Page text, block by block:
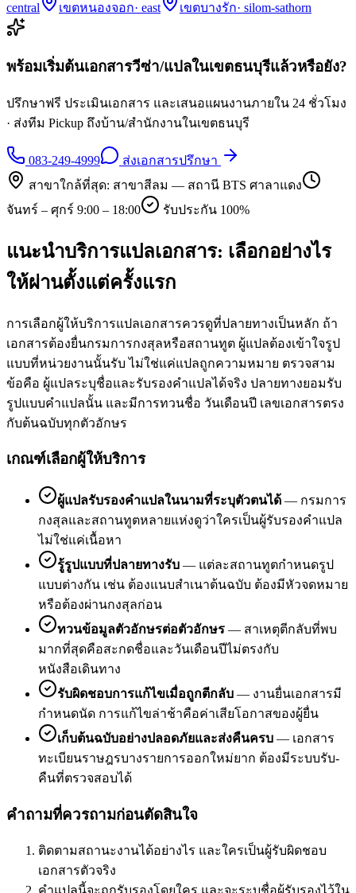
central
เขตหนองจอก· east เขตบางรัก· silom-sathorn
พร้อมเริ่มต้นเอกสารวีซ่า/แปลในเขตธนบุรีแล้วหรือยัง?
ปรึกษาฟรี ประเมินเอกสาร และเสนอแผนงานภายใน 24 ชั่วโมง
· ส่งทีม Pickup ถึงบ้าน/สำนักงานในเขตธนบุรี
083-249-4999
ส่งเอกสารปรึกษา
สาขาใกล้ที่สุด: สาขาสีลม — สถานี BTS ศาลาแดง
จันทร์ – ศุกร์ 9:00 – 18:00
รับประกัน 100%
แนะนำบริการแปลเอกสาร: เลือกอย่างไร
ให้ผ่านตั้งแต่ครั้งแรก
การเลือกผู้ให้บริการแปลเอกสารควรดูที่ปลายทางเป็นหลัก ถ้า
เอกสารต้องยื่นกรมการกงสุลหรือสถานทูต ผู้แปลต้องเข้าใจรูป
แบบที่หน่วยงานนั้นรับ ไม่ใช่แค่แปลถูกความหมาย ตรวจสาม
ข้อคือ ผู้แปลระบุชื่อและรับรองคำแปลได้จริง ปลายทางยอมรับ
รูปแบบคำแปลนั้น และมีการทวนชื่อ วันเดือนปี เลขเอกสารตรง
กับต้นฉบับทุกตัวอักษร
เกณฑ์เลือกผู้ให้บริการ
ผู้แปลรับรองคำแปลในนามที่ระบุตัวตนได้ — กรมการ
กงสุลและสถานทูตหลายแห่งดูว่าใครเป็นผู้รับรองคำแปล
ไม่ใช่แค่เนื้อหา
รู้รูปแบบที่ปลายทางรับ — แต่ละสถานทูตกำหนดรูป
แบบต่างกัน เช่น ต้องแนบสำเนาต้นฉบับ ต้องมีหัวจดหมาย
หรือต้องผ่านกงสุลก่อน
ทวนข้อมูลตัวอักษรต่อตัวอักษร — สาเหตุตีกลับที่พบ
มากที่สุดคือสะกดชื่อและวันเดือนปีไม่ตรงกับ
หนังสือเดินทาง
รับผิดชอบการแก้ไขเมื่อถูกตีกลับ — งานยื่นเอกสารมี
กำหนดนัด การแก้ไขล่าช้าคือค่าเสียโอกาสของผู้ยื่น
เก็บต้นฉบับอย่างปลอดภัยและส่งคืนครบ — เอกสาร
ทะเบียนราษฎรบางรายการออกใหม่ยาก ต้องมีระบบรับ-
คืนที่ตรวจสอบได้
คำถามที่ควรถามก่อนตัดสินใจ
ติดตามสถานะงานได้อย่างไร และใครเป็นผู้รับผิดชอบ
เอกสารตัวจริง